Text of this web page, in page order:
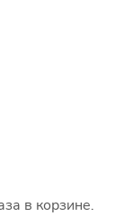
в корзине.